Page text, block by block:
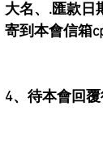
大名、.匯款日
寄到本會信箱
4、待本會回覆